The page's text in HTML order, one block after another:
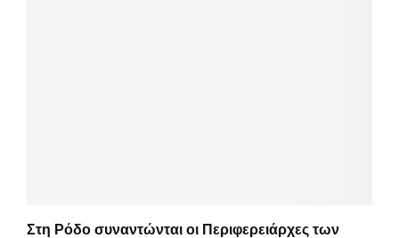
Στη Ρόδο συναντώνται οι Περιφερειάρχες των